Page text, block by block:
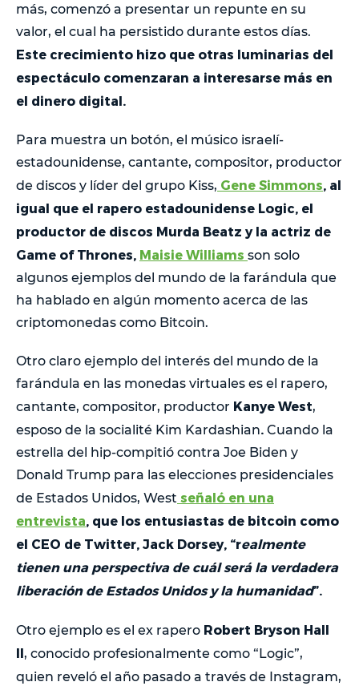
más, comenzó a presentar un repunte en su
valor, el cual ha persistido durante estos días.
Este crecimiento hizo que otras luminarias del
espectáculo comenzaran a interesarse más en
el dinero digital.
Para muestra un botón, el músico israelí-
estadounidense, cantante, compositor, productor
de discos y líder del grupo Kiss, Gene Simmons , al
igual que el rapero estadounidense Logic, el
productor de discos Murda Beatz y la actriz de
Game of Thrones, Maisie Williams son solo
algunos ejemplos del mundo de la farándula que
ha hablado en algún momento acerca de las
criptomonedas como Bitcoin.
Otro claro ejemplo del interés del mundo de la
farándula en las monedas virtuales es el rapero,
cantante, compositor, productor Kanye West,
esposo de la socialité Kim Kardashian. Cuando la
estrella del hip-compitió contra Joe Biden y
Donald Trump para las elecciones presidenciales
de Estados Unidos, West señaló en una
entrevista , que los entusiastas de bitcoin como
el CEO de Twitter, Jack Dorsey, “realmente
tienen una perspectiva de cuál será la verdadera
liberación de Estados Unidos y la humanidad”.
Otro ejemplo es el ex rapero Robert Bryson Hall
II, conocido profesionalmente como “Logic”,
quien reveló el año pasado a través de Instagram,